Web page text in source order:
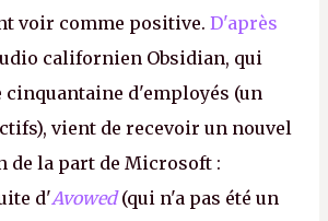
voir comme positive. D'après
californien Obsidian, qui
cinquantaine d'employés (un
vient de recevoir un nouvel
de la part de Microsoft :
d'Avowed(qui n'a pas été un